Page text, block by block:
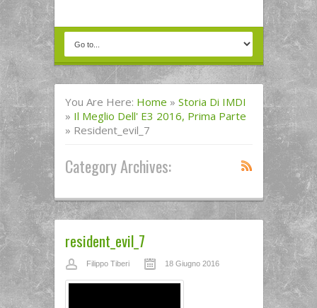
You Are Here: Home » Storia Di IMDI
» Il Meglio Dell' E3 2016, Prima Parte
» Resident_evil_7
Category Archives:
resident_evil_7
Filippo Tiberi 18 Giugno 2016